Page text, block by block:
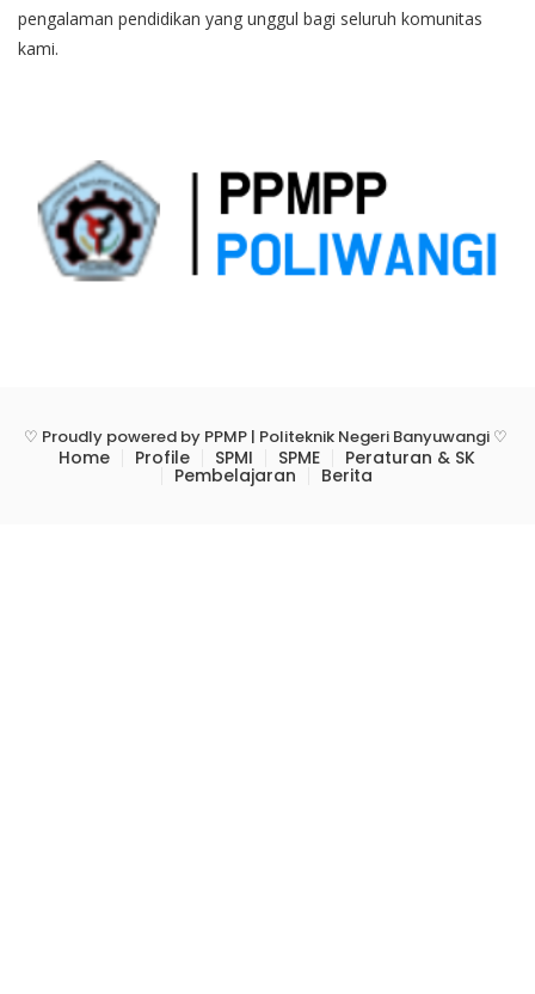
pengalaman pendidikan yang unggul bagi seluruh komunitas
kami.
♡ Proudly powered by PPMP | Politeknik Negeri Banyuwangi ♡
Home Profile SPMI SPME Peraturan & SK
Pembelajaran Berita